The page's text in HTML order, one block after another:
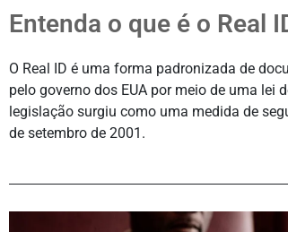
Entenda o que é o Real
O Real ID é uma forma padronizada de
pelo governo dos EUA por meio de uma lei
legislação surgiu como uma medida de
de setembro de 2001.